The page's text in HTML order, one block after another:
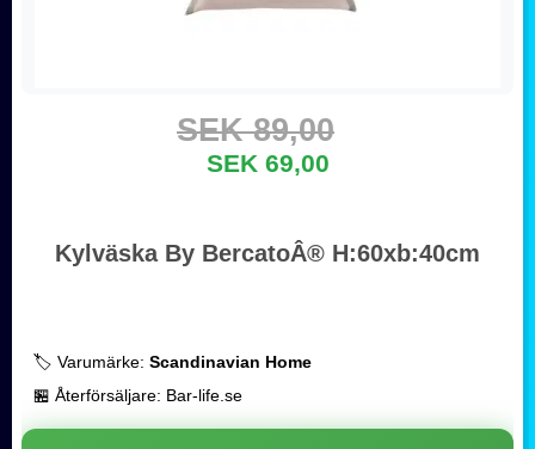
SEK 89,00
SEK 69,00
Kylväska By BercatoÂ® H:60xb:40cm
🏷️ Varumärke: Scandinavian Home
🏪 Återförsäljare: Bar-life.se